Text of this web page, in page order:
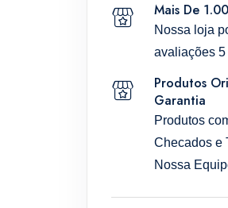
Mais De
Nossa loja
avaliações 5
Produtos
Garantia
Produtos
Checados e
Nossa